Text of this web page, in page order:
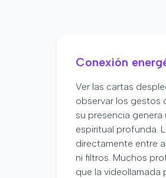
Conexión
Ver las cartas
observar los gestos
su presencia genera
espiritual profunda.
directamente entre
ni filtros. Muchos
que la videollamada